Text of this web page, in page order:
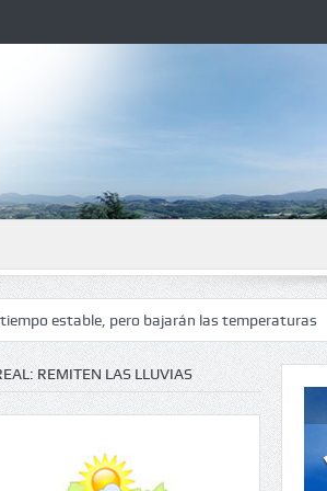
pero bajarán las temperaturas El
REMITEN LAS LLUVIAS